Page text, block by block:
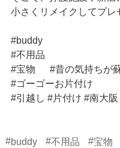
小さくリメイクしてプレ
#buddy
#不用品
#宝物 #昔の気持ちが
#ゴーゴーお片付け
#引越し #片付け #南大
#buddy #不用品 #宝物